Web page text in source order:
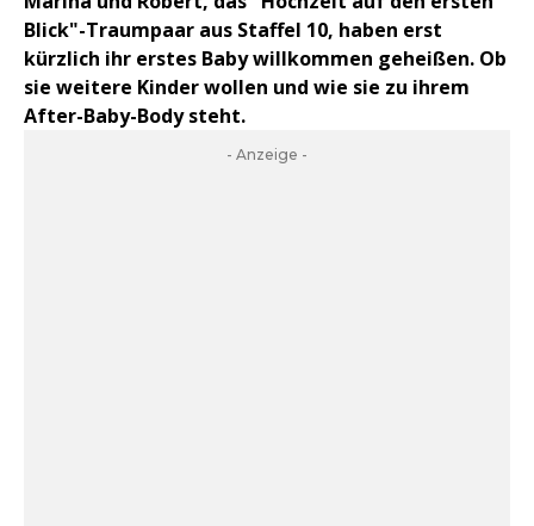
Blick"-Traumpaar aus Staffel 10, haben erst
kürzlich ihr erstes Baby willkommen geheißen. Ob
sie weitere Kinder wollen und wie sie zu ihrem
After-Baby-Body steht.
- Anzeige -